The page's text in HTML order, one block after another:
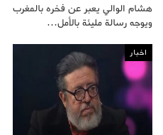
هشام الوالي يعبر عن فخره بالمغرب
ويوجه رسالة مليئة بالأمل…
اخبار